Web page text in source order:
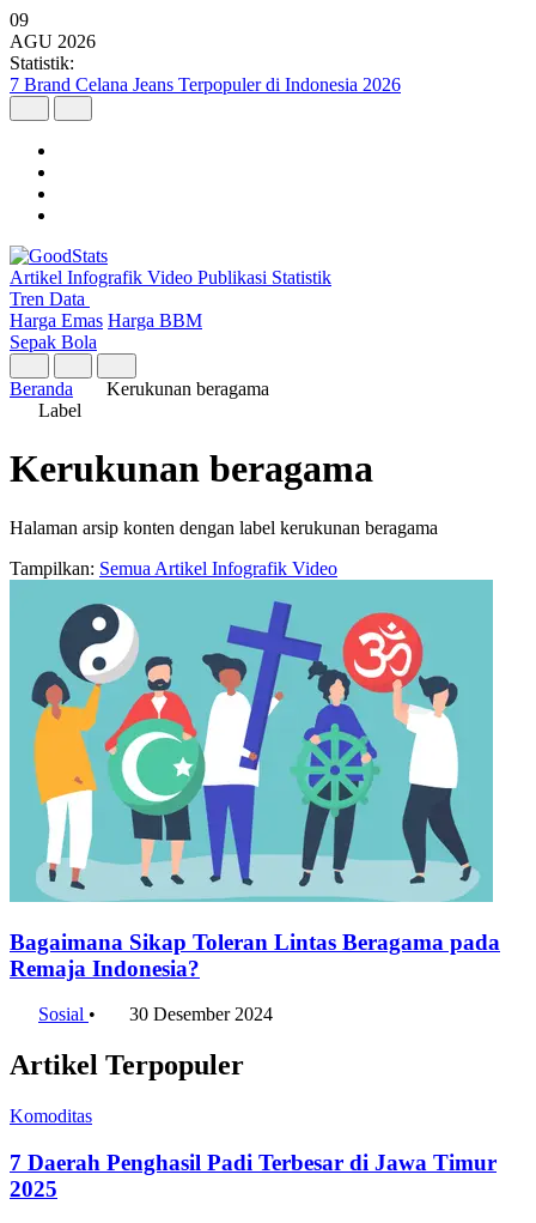
09
AGU 2026
Statistik:
7 Brand Celana Jeans Terpopuler di Indonesia 2026
Artikel Infografik Video Publikasi Statistik
Tren Data
Harga Emas Harga BBM
Sepak Bola
Beranda
Kerukunan beragama
Label
Kerukunan beragama
Halaman arsip konten dengan label kerukunan beragama
Tampilkan: Semua Artikel Infografik Video
Bagaimana Sikap Toleran Lintas Beragama pada
Remaja Indonesia?
Sosial • 30 Desember 2024
Artikel Terpopuler
Komoditas
7 Daerah Penghasil Padi Terbesar di Jawa Timur
2025